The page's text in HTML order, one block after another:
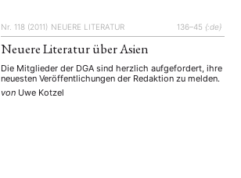
noch immer …
Nr. 118 (2011) NEUERE LITERATUR 136–45 {:de}
Neuere Literatur über Asien
Die Mitglieder der DGA sind herzlich aufgefordert, ihre
neuesten Veröffentlichungen der Redaktion zu melden.
von Uwe Kotzel